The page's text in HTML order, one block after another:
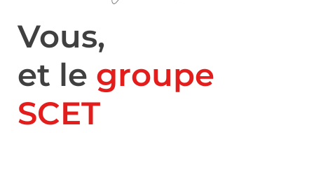
Vous,
et le groupe
SCET